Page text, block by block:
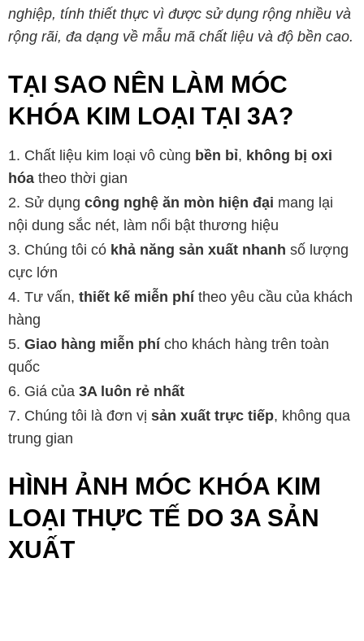
nghiệp, tính thiết thực vì được sử dụng rộng nhiều và
rộng rãi, đa dạng về mẫu mã chất liệu và độ bền cao.
TẠI SAO NÊN LÀM MÓC
KHÓA KIM LOẠI TẠI 3A?
Chất liệu kim loại vô cùng bền bỉ, không bị oxi
hóa theo thời gian
Sử dụng công nghệ ăn mòn hiện đại mang lại
nội dung sắc nét, làm nổi bật thương hiệu
Chúng tôi có khả năng sản xuất nhanh số lượng
cực lớn
Tư vấn, thiết kế miễn phítheo yêu cầu của khách
hàng
Giao hàng miễn phícho khách hàng trên toàn
quốc
Giá của 3A luôn rẻ nhất
Chúng tôi là đơn vị sản xuất trực tiếp, không qua
trung gian
HÌNH ẢNH MÓC KHÓA KIM
LOẠI THỰC TẾ DO 3A SẢN
XUẤT